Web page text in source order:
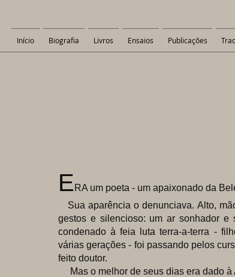
Início Biografia Livros Ensaios Publicações
E RA um poeta - um apaixonado da
Sua aparência o denunciava. Alto,
gestos e silencioso: um ar sonhador e
condenado à feia luta terra-a-terra -
várias gerações - foi passando pelos
feito doutor.
Mas o melhor de seus dias era dado à